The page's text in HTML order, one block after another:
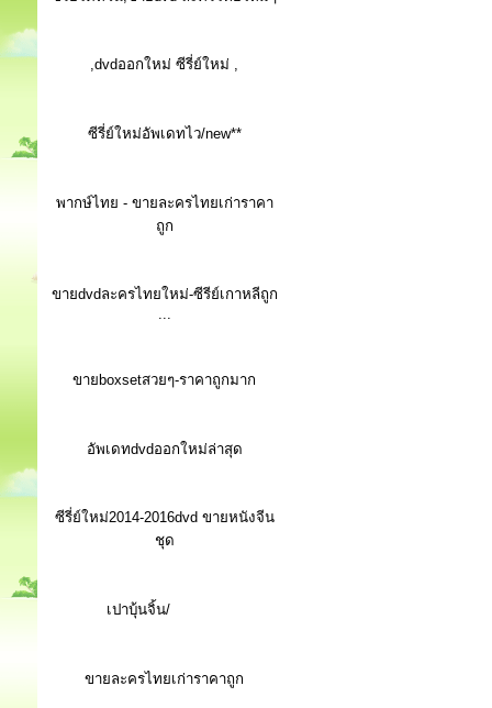
,dvdออกใหม่ ซีรี่ย์ใหม่ ,
ซีรี่ย์ใหม่อัพเดทไว/new**
พากษ์ไทย - ขายละครไทยเก่าราคา
ถูก
ขายdvdละครไทยใหม่-ซีรีย์เกาหลีถูก
...
ขายboxsetสวยๆ-ราคาถูกมาก
อัพเดทdvdออกใหม่ล่าสุด
ซีรี่ย์ใหม่2014-2016dvd ขายหนังจีน
ชุด
เปาบุ้นจิ้น/
ขายละครไทยเก่าราคาถูก